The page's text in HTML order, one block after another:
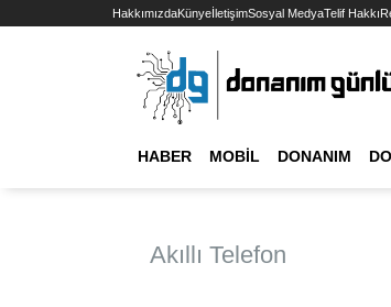
HakkımızdaKünyeİletişimSosyal MedyaTelif Hakkı
HABER MOBIL DONANIM
Akıllı Telefon